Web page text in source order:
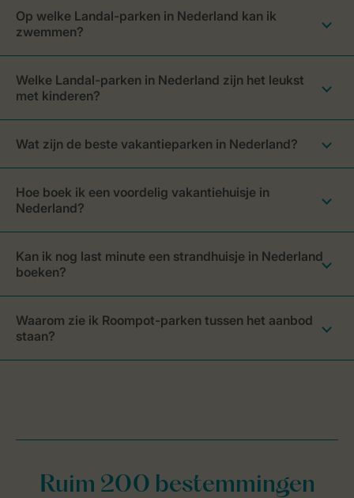
Op welke Landal-parken in Nederland kan ik
zwemmen?
Welke Landal-parken in Nederland zijn het leukst
met kinderen?
Wat zijn de beste vakantieparken in Nederland?
Hoe boek ik een voordelig vakantiehuisje in
Nederland?
Kan ik nog last minute een strandhuisje in Nederland
boeken?
Waarom zie ik Roompot-parken tussen het aanbod
staan?
Ruim 200 bestemmingen